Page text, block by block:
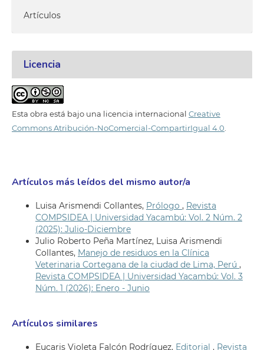
Artículos
Licencia
Esta obra está bajo una licencia internacional Creative
Commons Atribución-NoComercial-CompartirIgual 4.0
Artículos más leídos del mismo autor/a
Luisa Arismendi Collantes, Prólogo , Revista
COMPSIDEA | Universidad Yacambú: Vol. 2 Núm. 2
(2025): Julio-Diciembre
Julio Roberto Peña Martínez, Luisa Arismendi
Collantes, Manejo de residuos en la Clínica
Veterinaria Cortegana de la ciudad de Lima, Perú ,
Revista COMPSIDEA | Universidad Yacambú: Vol. 3
Núm. 1 (2026): Enero - Junio
Artículos similares
Eucaris Violeta Falcón Rodríguez, Editorial , Revista